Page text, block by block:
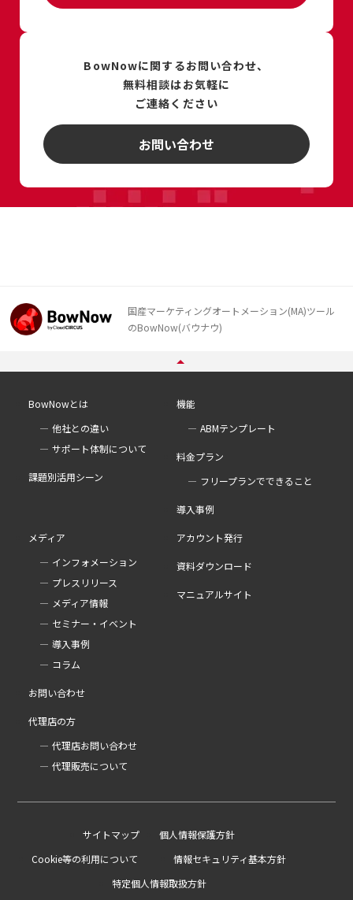
BowNowに関するお問い合わせ、
無料相談はお気軽に
ご連絡ください
お問い合わせ
国産マーケティングオートメーション(MA)ツール
のBowNow(バウナウ)
BowNowとは
他社との違い
サポート体制について
課題別活用シーン
機能
ABMテンプレート
料金プラン
フリープランでできること
導入事例
メディア
インフォメーション
プレスリリース
メディア情報
セミナー・イベント
導入事例
コラム
アカウント発行
資料ダウンロード
マニュアルサイト
お問い合わせ
代理店の方
代理店お問い合わせ
代理販売について
サイトマップ
個人情報保護方針
Cookie等の利用について
情報セキュリティ基本方針
特定個人情報取扱方針